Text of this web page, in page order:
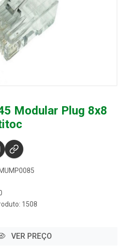
Modular Plug 8x8
1508
VER PREÇO